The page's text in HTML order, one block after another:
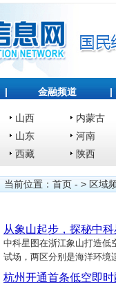
| 金融频道 |
山西 内蒙古
山东 河南
西藏 陕西
当前位置： 首页 - > 区域
从象山起步，探秘中
中科星图在浙江象山打造低
试场，两区分别是海洋环
杭州开通首条低空即